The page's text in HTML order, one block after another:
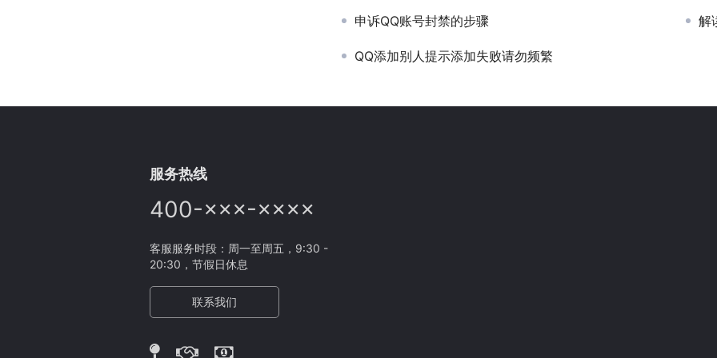
申诉QQ账号封禁的步骤 解
QQ添加别人提示添加失败请勿频繁
服务热线
400-×××-××××
客服服务时段：周一至周五，9:30 -
20:30，节假日休息
联系我们